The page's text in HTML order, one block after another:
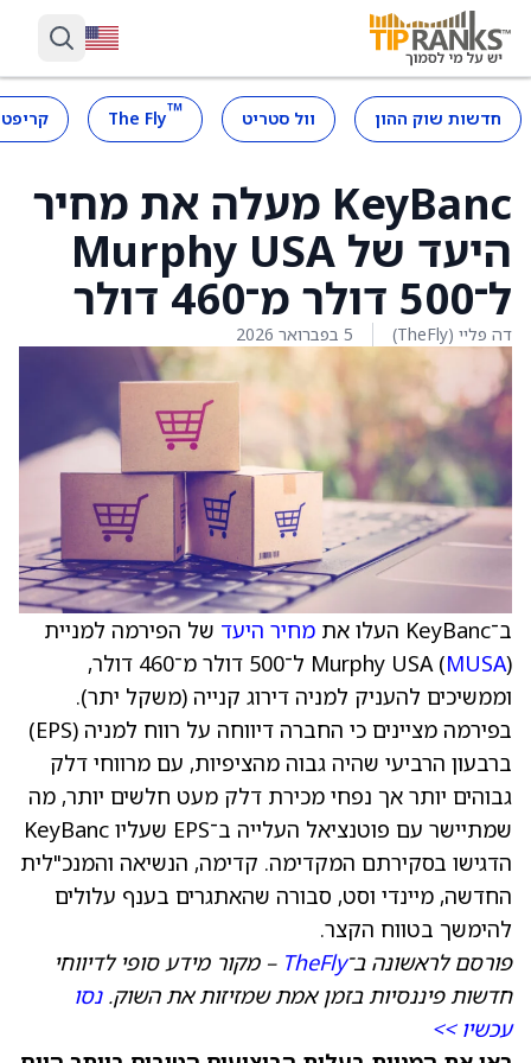
חדשות שוק ההון וול סטריט ™
The Fly
KeyBanc מעלה את מחיר
היעד של Murphy USA
ל־500 דולר מ־460 דולר
דה פליי (TheFly) 5 בפברואר 2026
ב־KeyBanc העלו את מחיר היעד של הפירמה למניית
Murphy USA (MUSA
) ל־500 דולר מ־460 דולר,
וממשיכים להעניק למניה דירוג קנייה (משקל יתר).
בפירמה מציינים כי החברה דיווחה על רווח למניה (EPS)
ברבעון הרביעי שהיה גבוה מהציפיות, עם מרווחי דלק
גבוהים יותר אך נפחי מכירת דלק מעט חלשים יותר, מה
שמתיישר עם פוטנציאל העלייה ב־EPS שעליו KeyBanc
הדגישו בסקירתם המקדימה. קדימה, הנשיאה והמנכ"לית
החדשה, מיינדי וסט, סבורה שהאתגרים בענף עלולים
להימשך בטווח הקצר.
פורסם לראשונה ב־TheFly – מקור מידע סופי לדיווחי
חדשות פיננסיות בזמן אמת שמזיזות את השוק.נסו
עכשיו >>